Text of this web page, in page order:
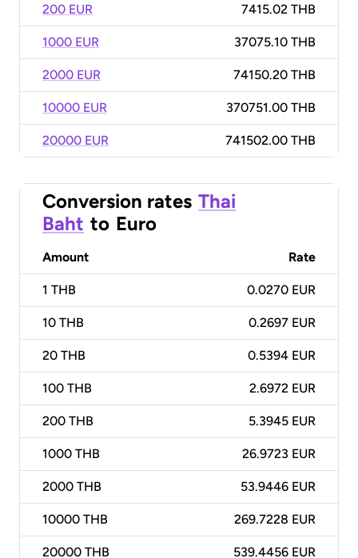
200 EUR 7415.02 THB
1000 EUR 37075.10 THB
2000 EUR 74150.20 THB
10000 EUR 370751.00 THB
20000 EUR 741502.00 THB
Conversion rates Thai
Baht to Euro
Amount Rate
1 THB 0.0270 EUR
10 THB 0.2697 EUR
20 THB 0.5394 EUR
100 THB 2.6972 EUR
200 THB 5.3945 EUR
1000 THB 26.9723 EUR
2000 THB 53.9446 EUR
10000 THB 269.7228 EUR
20000 THB 539.4456 EUR